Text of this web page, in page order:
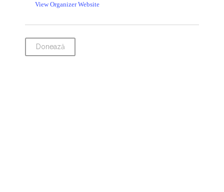
View Organizer Website
Donează